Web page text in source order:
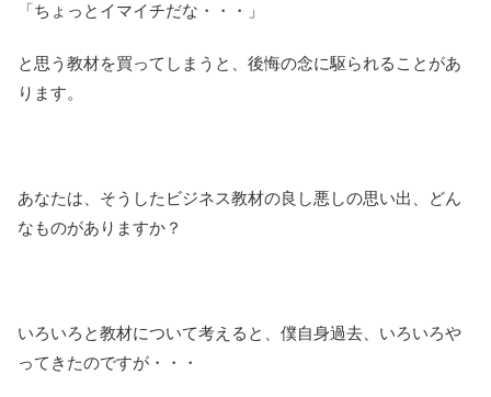
「ちょっとイマイチだな・・・」
と思う教材を買ってしまうと、後悔の念に駆られることがあ
ります。
あなたは、そうしたビジネス教材の良し悪しの思い出、どん
なものがありますか？
いろいろと教材について考えると、僕自身過去、いろいろや
ってきたのですが・・・